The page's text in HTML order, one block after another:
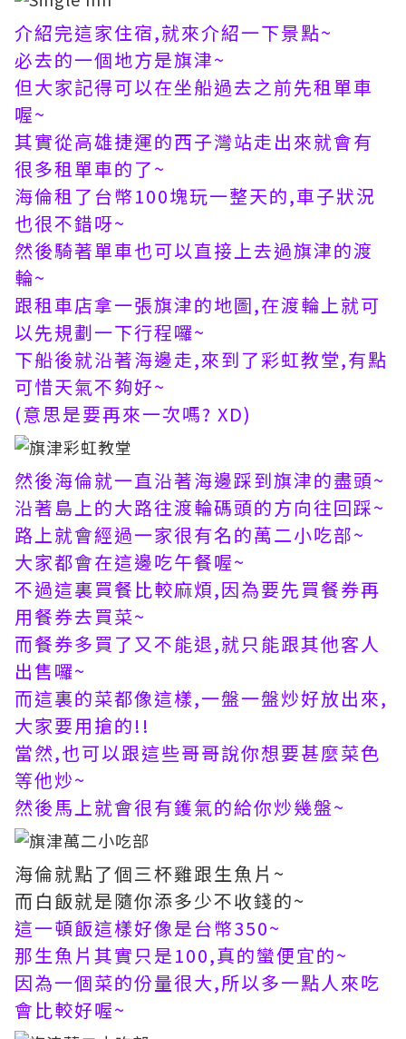
介紹完這家住宿,就來介紹一下景點~
必去的一個地方是旗津~
但大家記得可以在坐船過去之前先租單車
喔~
其實從高雄捷運的西子灣站走出來就會有
很多租單車的了~
海倫租了台幣100塊玩一整天的,車子狀況
也很不錯呀~
然後騎著單車也可以直接上去過旗津的渡
輪~
跟租車店拿一張旗津的地圖,在渡輪上就可
以先規劃一下行程囉~
下船後就沿著海邊走,來到了彩虹教堂,有點
可惜天氣不夠好~
(意思是要再來一次嗎? XD)
然後海倫就一直沿著海邊踩到旗津的盡頭~
沿著島上的大路往渡輪碼頭的方向往回踩~
路上就會經過一家很有名的萬二小吃部~
大家都會在這邊吃午餐喔~
不過這裏買餐比較麻煩,因為要先買餐券再
用餐券去買菜~
而餐券多買了又不能退,就只能跟其他客人
出售囉~
而這裏的菜都像這樣,一盤一盤炒好放出來,
大家要用搶的!!
當然,也可以跟這些哥哥說你想要甚麼菜色
等他炒~
然後馬上就會很有鑊氣的給你炒幾盤~
海倫就點了個三杯雞跟生魚片~
而白飯就是隨你添多少不收錢的~
這一頓飯這樣好像是台幣350~
那生魚片其實只是100,真的蠻便宜的~
因為一個菜的份量很大,所以多一點人來吃
會比較好喔~